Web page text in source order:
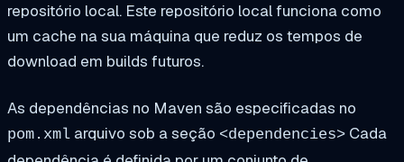
repositório local. Este repositório local funciona como
um cache na sua máquina que reduz os tempos de
download em builds futuros.
As dependências no Maven são especificadas no
pom.xml arquivo sob a seção <dependencies> Cada